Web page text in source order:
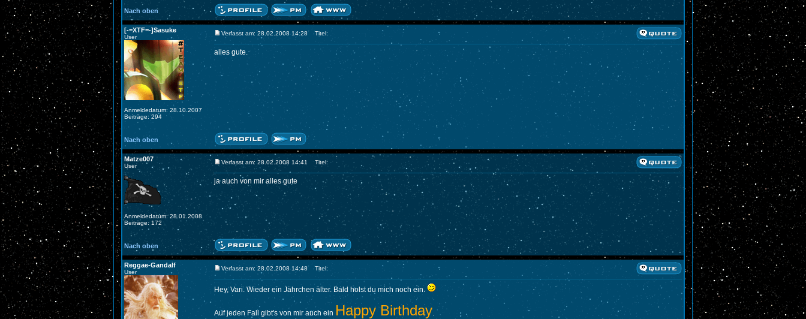
Nach oben
[-=XTF=-]Sasuke
User
Anmeldedatum: 28.10.2007
Beiträge: 294
Verfasst am: 28.02.2008 14:28 Titel:
alles gute.
Nach oben
Matze007
User
Anmeldedatum: 28.01.2008
Beiträge: 172
Verfasst am: 28.02.2008 14:41 Titel:
ja auch von mir alles gute
Nach oben
Reggae-Gandalf
User
Verfasst am: 28.02.2008 14:48 Titel:
Hey, Vari. Wieder ein Jährchen älter. Bald holst du mich noch ein.
Auf jeden Fall gibt's von mir auch ein Happy Birthday.